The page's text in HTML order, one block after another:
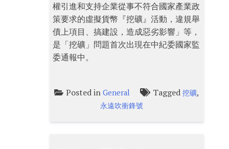
權引進和支持企業從事不符合國家產業政
策要求的虛擬貨幣『挖礦』活動，違規舉
債上項目、搞建設，造成惡劣影響」等，
是「挖礦」問題首次出現在中紀委國家監
委通報中。
Posted inGeneral Tagged挖礦,
永遠吹衝鋒號